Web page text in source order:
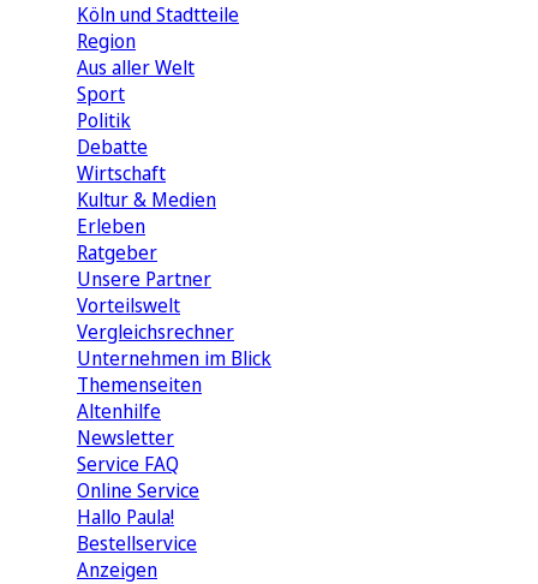
Köln und Stadtteile
Region
Aus aller Welt
Sport
Politik
Debatte
Wirtschaft
Kultur & Medien
Erleben
Ratgeber
Unsere Partner
Vorteilswelt
Vergleichsrechner
Unternehmen im Blick
Themenseiten
Altenhilfe
Newsletter
Service FAQ
Online Service
Hallo Paula!
Bestellservice
Anzeigen